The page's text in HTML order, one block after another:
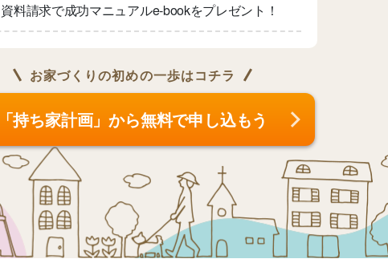
資料請求で成功マニュアルe-bookをプレゼント！
お家づくりの初めの一歩はコチラ
「持ち家計画」から無料で申し込もう